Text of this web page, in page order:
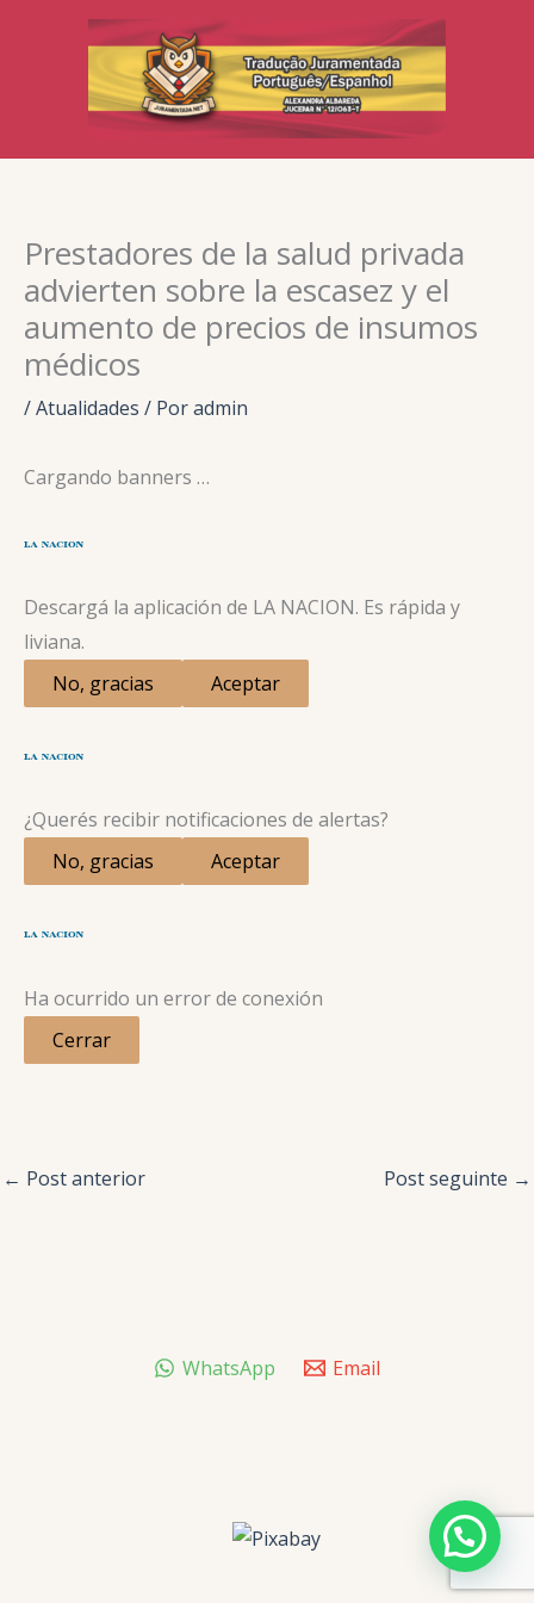
Prestadores de la salud privada
advierten sobre la escasez y el
aumento de precios de insumos
médicos
/Atualidades / Poradmin
Cargando banners …
Descargá la aplicación de LA NACION. Es rápida y
liviana.
No, gracias
Aceptar
¿Querés recibir notificaciones de alertas?
No, gracias
Aceptar
Ha ocurrido un error de conexión
Cerrar
← Post anterior Post seguinte →
WhatsApp Email